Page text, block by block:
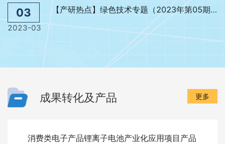
03
2023-03
【产研热点】绿色技术专题（2023年第05期）
成果转化及产品 更多
消费类电子产品锂离子电池产业化应用项目产品